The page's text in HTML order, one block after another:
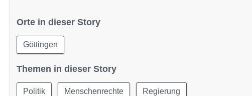
Orte in dieser Story
Göttingen
Themen in dieser Story
Politik Menschenrechte Regierung